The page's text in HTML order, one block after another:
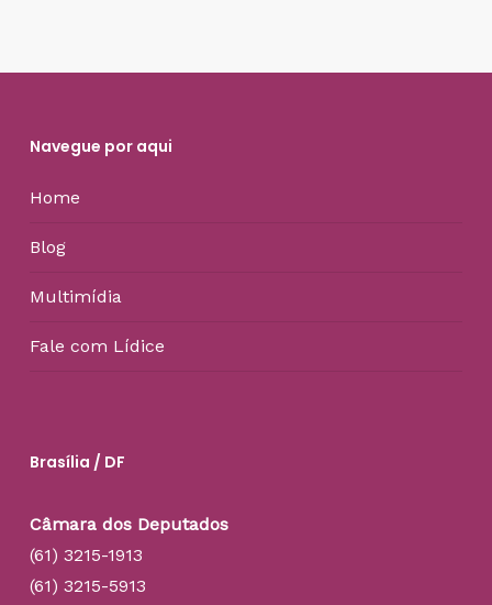
Navegue por aqui
Home
Blog
Multimídia
Fale com Lídice
Brasília / DF
Câmara dos Deputados
(61) 3215-1913
(61) 3215-5913